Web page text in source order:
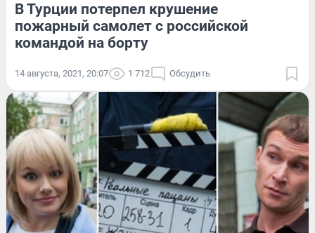
В Турции потерпел крушение
пожарный самолет с российской
командой на борту
14 августа, 2021, 20:07 1 712 Обсудить